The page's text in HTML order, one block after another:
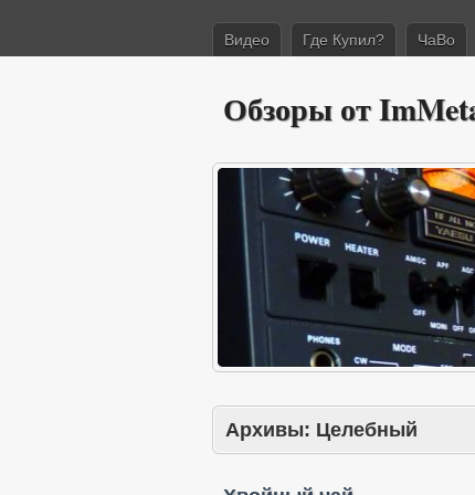
Видео Где Купил? ЧаВо
Обзоры от
Архивы: Целебный